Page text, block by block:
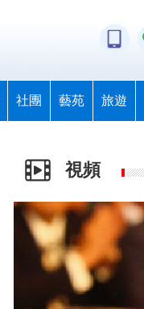
社團 藝苑 旅遊
視頻